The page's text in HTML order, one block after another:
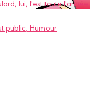
lui, l'est toute l'année.
public, Humour